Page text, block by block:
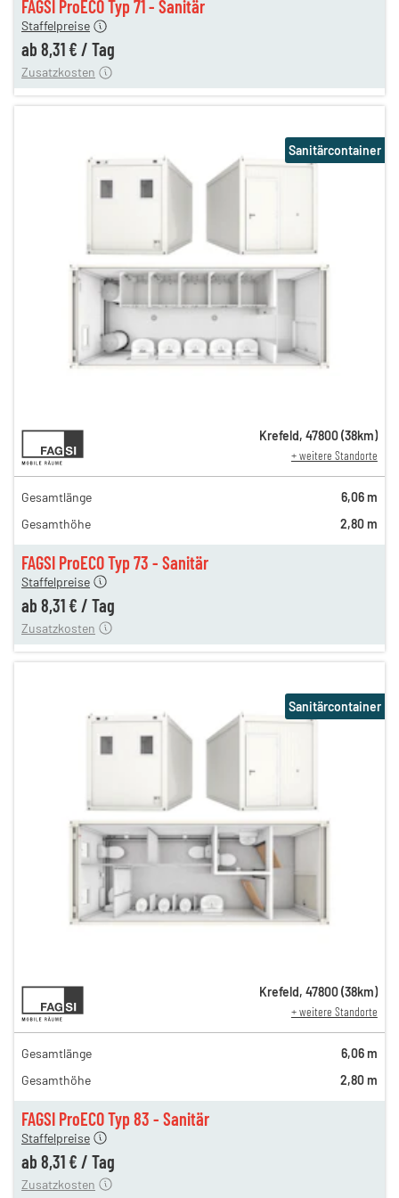
FAGSI ProECO Typ 71 - Sanitär
Staffelpreise
ab 8,31 € / Tag
180,00 €
110,00 €
Zusatzkosten
FAGSI ProECO Typ 73 - Sanitär
12,81 €
12,81 €
10,97 €
9,24 €
8,64 €
Staffelpreise
ab 8,31 € / Tag
180,00 €
110,00 €
Zusatzkosten
Sanitärcontainer
Krefeld, 47800(38km)
+ weitere Standorte
Gesamtlänge
6,06 m
Gesamthöhe
2,80 m
FAGSI ProECO Typ 83 - Sanitär
12,81 €
12,81 €
10,97 €
9,24 €
8,64 €
Staffelpreise
ab 8,31 € / Tag
180,00 €
110,00 €
Zusatzkosten
Sanitärcontainer
Krefeld, 47800(38km)
+ weitere Standorte
Gesamtlänge
6,06 m
Gesamthöhe
2,80 m